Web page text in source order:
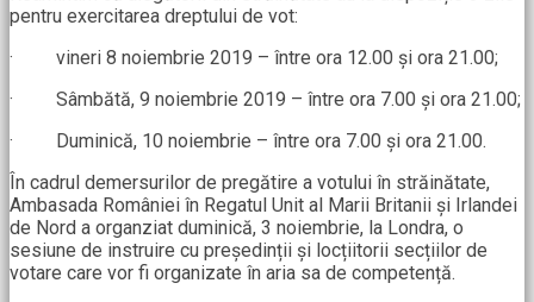
pentru exercitarea dreptului de vot:
· vineri 8 noiembrie 2019 – între ora 12.00 și ora 21.00;
· Sâmbătă, 9 noiembrie 2019 – între ora 7.00 și ora 21.00;
· Duminică, 10 noiembrie – între ora 7.00 și ora 21.00.
În cadrul demersurilor de pregătire a votului în străinătate,
Ambasada României în Regatul Unit al Marii Britanii și Irlandei
de Nord a organziat duminică, 3 noiembrie, la Londra, o
sesiune de instruire cu președinții și locțiitorii secțiilor de
votare care vor fi organizate în aria sa de competență.